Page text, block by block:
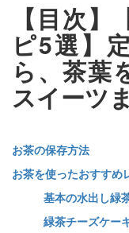
【目次
ピ5選】
ら、茶葉
スイーツ
お茶の保存方法
お茶を使ったおすすめ
基本の水出し緑
緑茶チーズケー